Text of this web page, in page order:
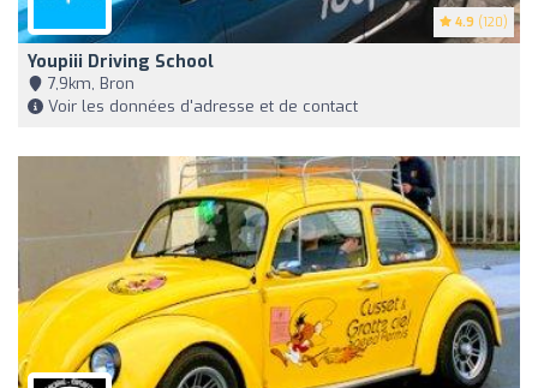
4.9 (120)
Youpiii Driving School
7,9km, Bron
Voir les données d'adresse et de contact